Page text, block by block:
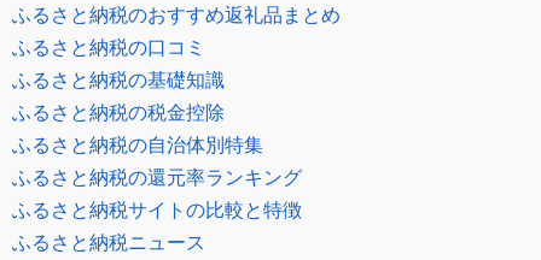
ふるさと納税のおすすめ返礼品まとめ
ふるさと納税の口コミ
ふるさと納税の基礎知識
ふるさと納税の税金控除
ふるさと納税の自治体別特集
ふるさと納税の還元率ランキング
ふるさと納税サイトの比較と特徴
ふるさと納税ニュース